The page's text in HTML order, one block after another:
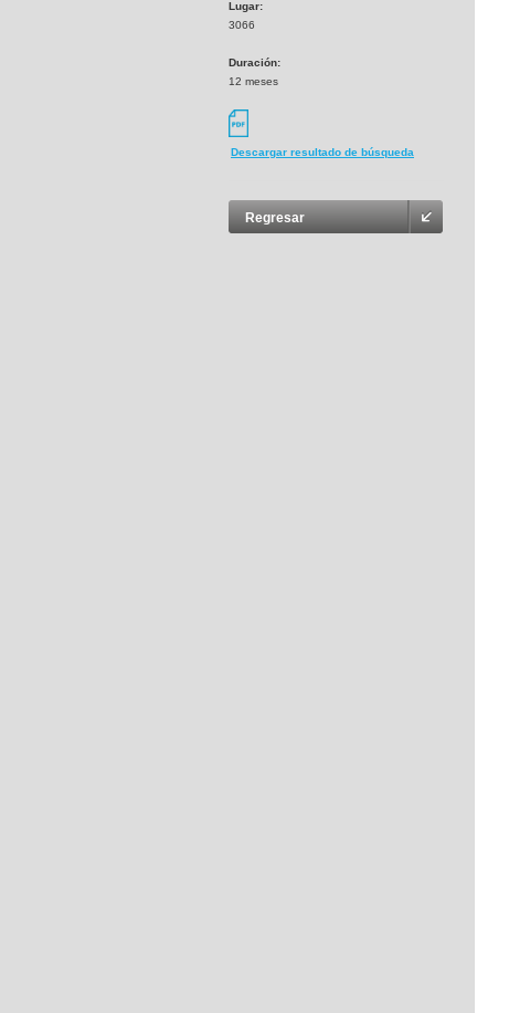
Lugar:
3066
Duración:
12 meses
Descargar resultado de búsqueda
Regresar